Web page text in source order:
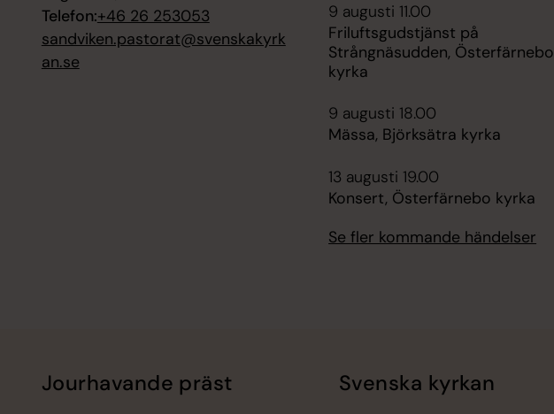
Telefon:+46 26 253053
sandviken.pastorat@svenskakyrk
an.se
9 augusti 11.00
Friluftsgudstjänst på
Strångnäsudden, Österfärnebo
kyrka
9 augusti 18.00
Mässa, Björksätra kyrka
13 augusti 19.00
Konsert, Österfärnebo kyrka
Se fler kommande händelser
Jourhavande präst Svenska kyrkan